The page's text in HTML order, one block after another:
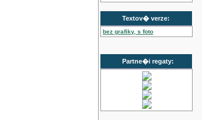
Textov� verze:
bez grafiky, s foto
Partne�i regaty: